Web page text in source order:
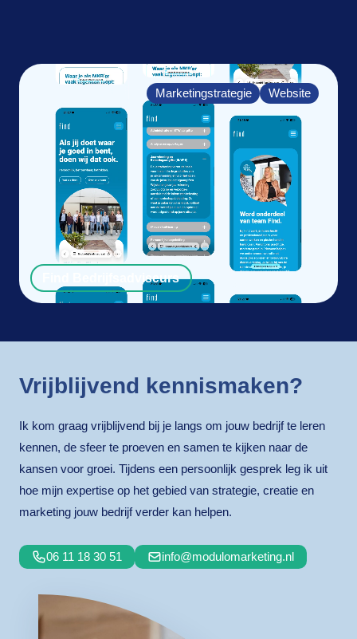
Marketingstrategie Website
Find Bedrijfsadviseurs
Vrijblijvend kennismaken?
Ik kom graag vrijblijvend bij je langs om jouw bedrijf te leren
kennen, de sfeer te proeven en samen te kijken naar de
kansen voor groei. Tijdens een persoonlijk gesprek leg ik uit
hoe mijn expertise op het gebied van strategie, creatie en
marketing jouw bedrijf verder kan helpen.
06 11 18 30 51 info@modulomarketing.nl